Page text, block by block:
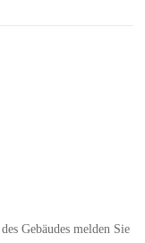
Gebäudes melden Sie